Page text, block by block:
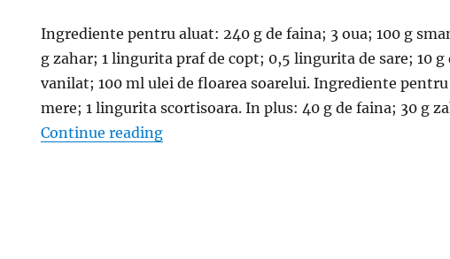
Ingrediente pentru aluat: 240 g de faina; 3 oua; 100 g
g zahar; 1 lingurita praf de copt; 0,5 lingurita de sare; 10 g
vanilat; 100 ml ulei de floarea soarelui. Ingrediente
mere; 1 lingurita scortisoara. In plus: 40 g de faina; 30 g
Continue reading“Prajitura cu mere- Gustoasa, aromata